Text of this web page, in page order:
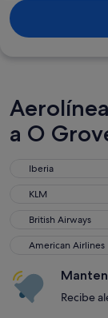
a O
Iberia
Iberia
KLM
KLM
British Airways
British Airways
American Airlines
American Airlines
Recibe